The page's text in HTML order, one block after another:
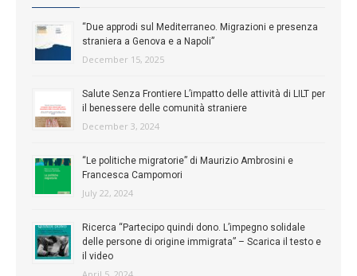
“Due approdi sul Mediterraneo. Migrazioni e presenza
straniera a Genova e a Napoli”
December 15, 2025
Salute Senza Frontiere L’impatto delle attività di LILT per
il benessere delle comunità straniere
December 3, 2024
“Le politiche migratorie” di Maurizio Ambrosini e
Francesca Campomori
July 22, 2024
Ricerca “Partecipo quindi dono. L’impegno solidale
delle persone di origine immigrata” – Scarica il testo e
il video